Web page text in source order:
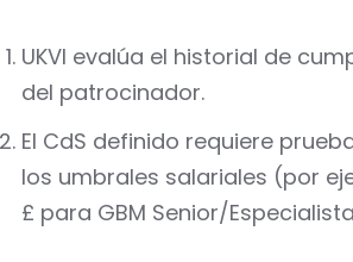
UKVI evalúa el historial de
del patrocinador.
El CdS definido requiere
los umbrales salariales (por
£ para GBM Senior/